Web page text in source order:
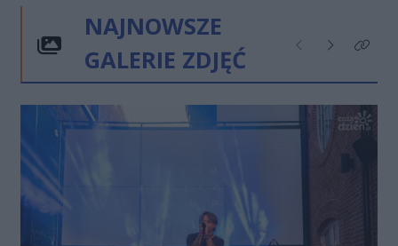
NAJNOWSZE
GALERIE ZDJĘĆ
Poprzednie
NastępneKliknij